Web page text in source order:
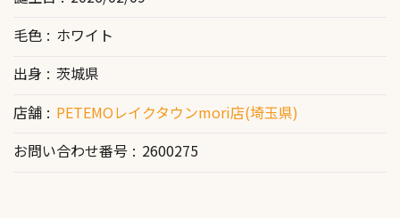
毛色
ホワイト
出身
茨城県
店舗
PETEMOレイクタウンmori店(埼玉県)
お問い合わせ番号
2600275